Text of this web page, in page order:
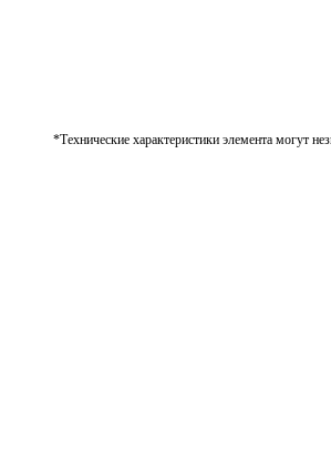
*Технические характеристики элемента могут